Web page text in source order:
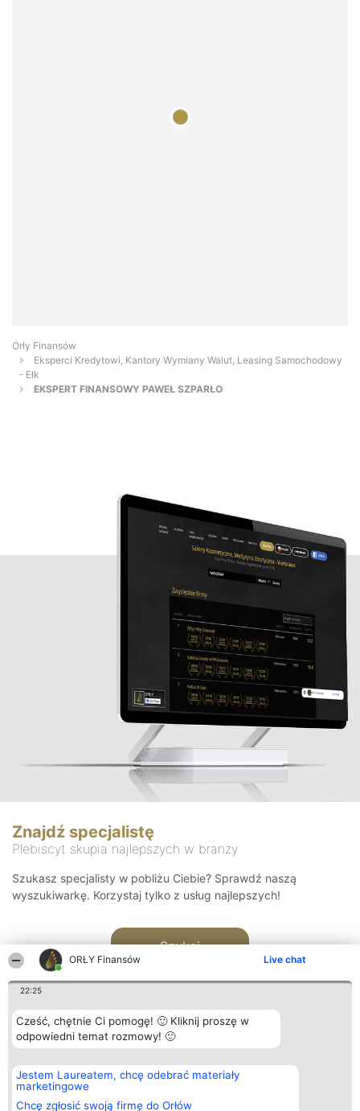
ORŁY Finansów Live chat
22:25
Cześć, chętnie Ci pomogę! 🙂 Kliknij proszę w
odpowiedni temat rozmowy! 🙂
Jestem Laureatem, chcę odebrać materiały
marketingowe
Chcę zgłosić swoją firmę do Orłów
Orły Finansów
Eksperci Kredytowi, Kantory Wymiany Walut, Leasing Samochodowy
- Ełk
EKSPERT FINANSOWY PAWEŁ SZPARŁO
Znajdź specjalistę
Plebiscyt skupia najlepszych w branży
Szukasz specjalisty w pobliżu Ciebie? Sprawdź naszą
wyszukiwarkę. Korzystaj tylko z usług najlepszych!
Szukaj
Organizator plebiscytu
Bright Side Solutions sp. z o.
o. sp. k.
ul. Ruska 22
Plebiscyt
Laureaci
wszystkich
Kontakt
Kontakt